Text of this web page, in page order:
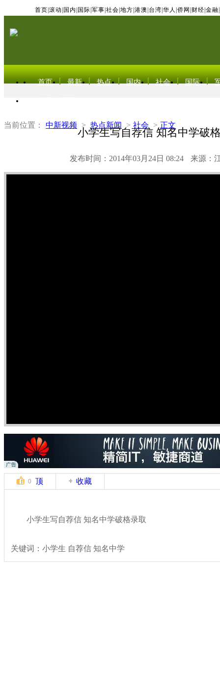
首页 滚动 国内 国际 军事 社会 地方 港澳 台湾 华人 侨网 财经 金融
首页 最新 热点 国内 社会 国际
当前位置： 中新视频 > 热点新闻 > 社会 > 正文
小学生写自荐信 知名中学破
发布时间：2014年03月24日 08:24 来源：
0 顶 收藏
小学生写自荐信 知名中学破格录取
关键词：小学生 自荐信 知名中学